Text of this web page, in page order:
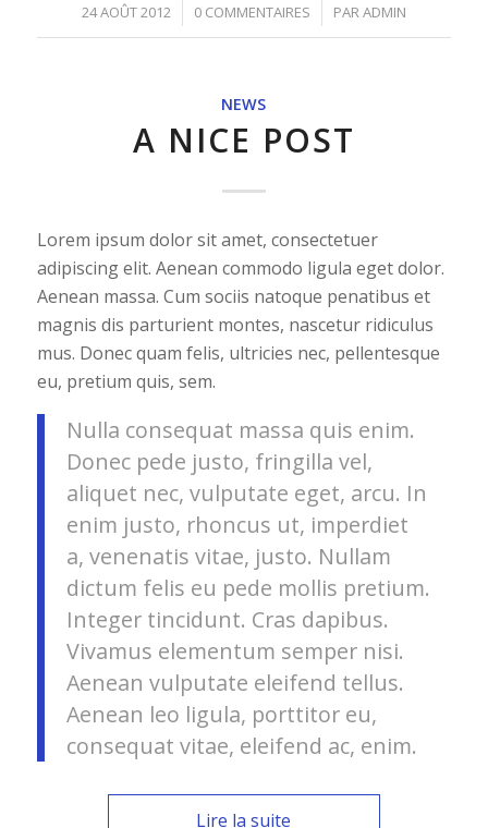
24 AOÛT 2012
/ 0 COMMENTAIRES
/ PARADMIN
NEWS
A NICE POST
Lorem ipsum dolor sit amet, consectetuer
adipiscing elit. Aenean commodo ligula eget dolor.
Aenean massa. Cum sociis natoque penatibus et
magnis dis parturient montes, nascetur ridiculus
mus. Donec quam felis, ultricies nec, pellentesque
eu, pretium quis, sem.
Nulla consequat massa quis enim.
Donec pede justo, fringilla vel,
aliquet nec, vulputate eget, arcu. In
enim justo, rhoncus ut, imperdiet
a, venenatis vitae, justo. Nullam
dictum felis eu pede mollis pretium.
Integer tincidunt. Cras dapibus.
Vivamus elementum semper nisi.
Aenean vulputate eleifend tellus.
Aenean leo ligula, porttitor eu,
consequat vitae, eleifend ac, enim.
Lire la suite